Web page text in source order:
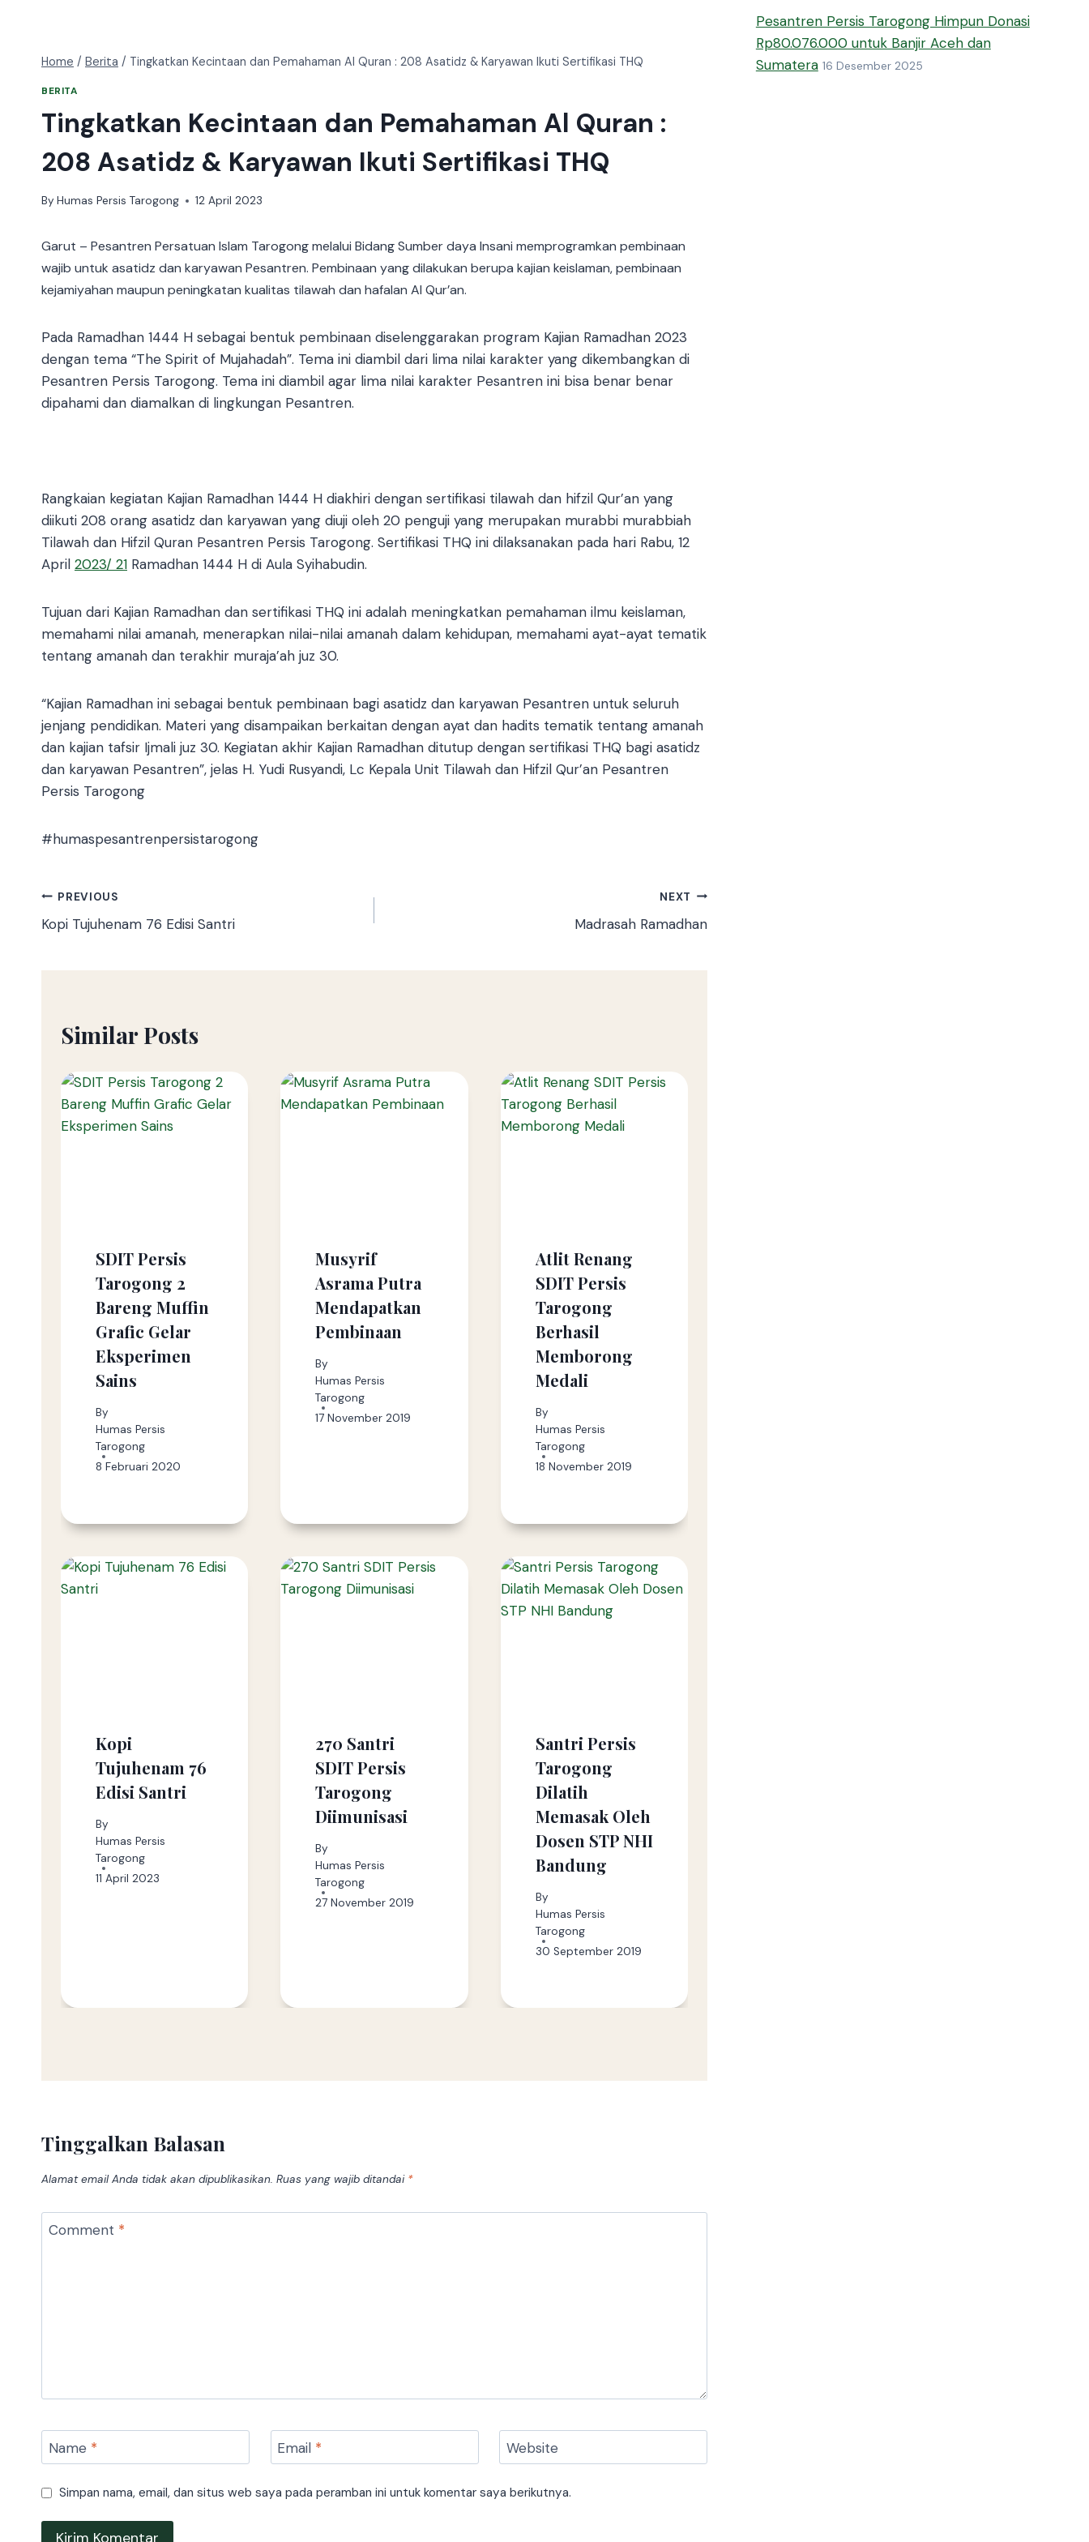
Home / Berita / Tingkatkan Kecintaan dan Pemahaman Al Quran : 208 Asatidz & Karyawan Ikuti Sertifikasi THQ
BERITA
Tingkatkan Kecintaan dan Pemahaman Al Quran :
208 Asatidz & Karyawan Ikuti Sertifikasi THQ
By Humas Persis Tarogong 12 April 2023
Garut – Pesantren Persatuan Islam Tarogong melalui Bidang Sumber daya Insani memprogramkan pembinaan
wajib untuk asatidz dan karyawan Pesantren. Pembinaan yang dilakukan berupa kajian keislaman, pembinaan
kejamiyahan maupun peningkatan kualitas tilawah dan hafalan Al Qur’an.
Pada Ramadhan 1444 H sebagai bentuk pembinaan diselenggarakan program Kajian Ramadhan 2023
dengan tema “The Spirit of Mujahadah”. Tema ini diambil dari lima nilai karakter yang dikembangkan di
Pesantren Persis Tarogong. Tema ini diambil agar lima nilai karakter Pesantren ini bisa benar benar
dipahami dan diamalkan di lingkungan Pesantren.
Rangkaian kegiatan Kajian Ramadhan 1444 H diakhiri dengan sertifikasi tilawah dan hifzil Qur’an yang
diikuti 208 orang asatidz dan karyawan yang diuji oleh 20 penguji yang merupakan murabbi murabbiah
Tilawah dan Hifzil Quran Pesantren Persis Tarogong. Sertifikasi THQ ini dilaksanakan pada hari Rabu, 12
April 2023/ 21 Ramadhan 1444 H di Aula Syihabudin.
Tujuan dari Kajian Ramadhan dan sertifikasi THQ ini adalah meningkatkan pemahaman ilmu keislaman,
memahami nilai amanah, menerapkan nilai-nilai amanah dalam kehidupan, memahami ayat-ayat tematik
tentang amanah dan terakhir muraja’ah juz 30.
“Kajian Ramadhan ini sebagai bentuk pembinaan bagi asatidz dan karyawan Pesantren untuk seluruh
jenjang pendidikan. Materi yang disampaikan berkaitan dengan ayat dan hadits tematik tentang amanah
dan kajian tafsir Ijmali juz 30. Kegiatan akhir Kajian Ramadhan ditutup dengan sertifikasi THQ bagi asatidz
dan karyawan Pesantren”, jelas H. Yudi Rusyandi, Lc Kepala Unit Tilawah dan Hifzil Qur’an Pesantren
Persis Tarogong
#humaspesantrenpersistarogong
PREVIOUS
Kopi Tujuhenam 76 Edisi Santri
NEXT
Madrasah Ramadhan
Similar Posts
SDIT Persis
Tarogong 2
Bareng Muffin
Grafic Gelar
Eksperimen
Sains
By
Humas Persis
Tarogong
8 Februari 2020
Musyrif
Asrama Putra
Mendapatkan
Pembinaan
By
Humas Persis
Tarogong
17 November 2019
Atlit Renang
SDIT Persis
Tarogong
Berhasil
Memborong
Medali
By
Humas Persis
Tarogong
18 November 2019
Kopi
Tujuhenam 76
Edisi Santri
By
Humas Persis
Tarogong
11 April 2023
270 Santri
SDIT Persis
Tarogong
Diimunisasi
By
Humas Persis
Tarogong
27 November 2019
Santri Persis
Tarogong
Dilatih
Memasak Oleh
Dosen STP NHI
Bandung
By
Humas Persis
Tarogong
30 September 2019
Tinggalkan Balasan
Alamat email Anda tidak akan dipublikasikan. Ruas yang wajib ditandai *
Comment *
Name * Email * Website
Simpan nama, email, dan situs web saya pada peramban ini untuk komentar saya berikutnya.
Pesantren Persis Tarogong Himpun Donasi
Rp80.076.000 untuk Banjir Aceh dan
Sumatera 16 Desember 2025